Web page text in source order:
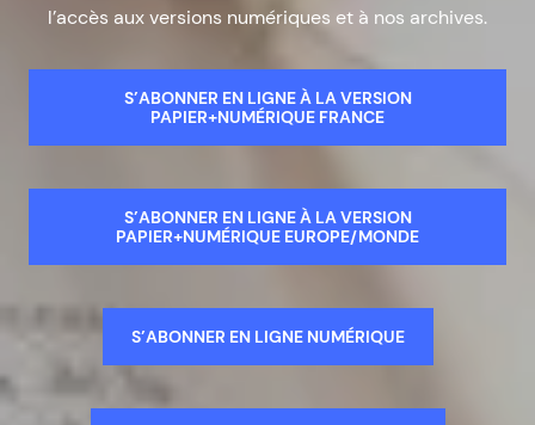
l’accès aux versions numériques et à nos archives.
S’ABONNER EN LIGNE À LA VERSION
PAPIER+NUMÉRIQUE FRANCE
S’ABONNER EN LIGNE À LA VERSION
PAPIER+NUMÉRIQUE EUROPE/MONDE
S’ABONNER EN LIGNE NUMÉRIQUE